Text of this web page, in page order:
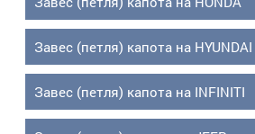
Завес (петля) капота на HYUNDAI
Завес (петля) капота на INFINITI